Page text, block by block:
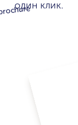
один клик.